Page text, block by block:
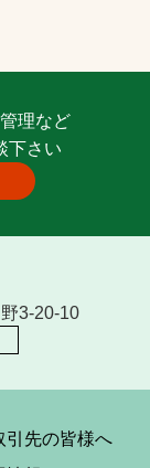
理など
下さい
3-20-10
引先の皆様へ